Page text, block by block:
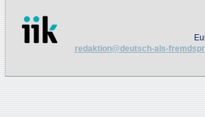
redaktion@deutsch-als-